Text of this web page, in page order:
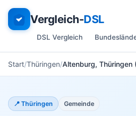
Vergleich-DSL
DSL Vergleich
Start Thüringen Altenburg, Thüringen
📍 Thüringen Gemeinde